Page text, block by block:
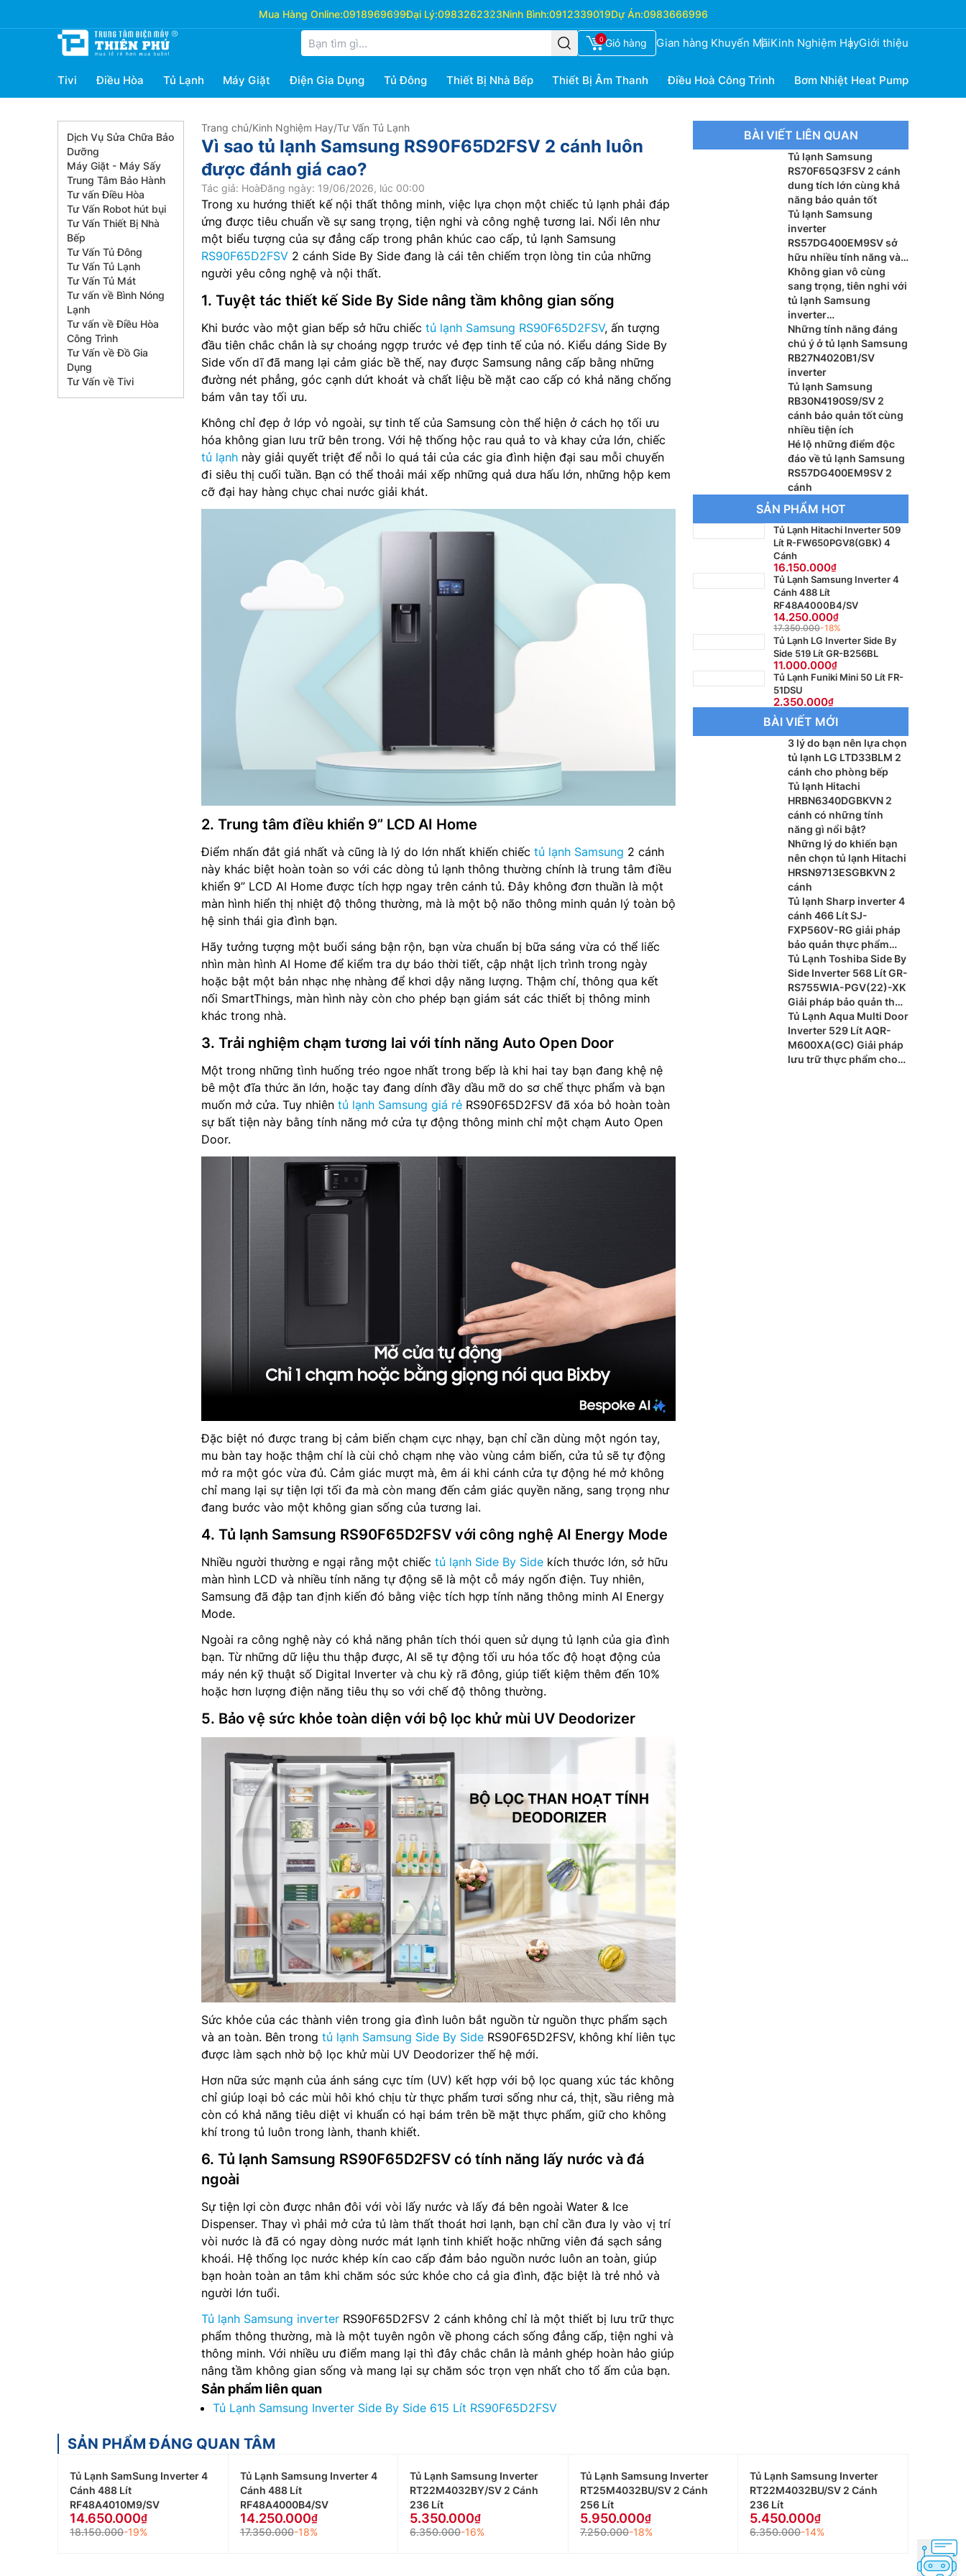
Mua Hàng Online:0918969699Đại Lý:0983262323Ninh Bình:0912339019Dự Án:0983666996
0 Giỏ hàng Gian hàng Khuyến MãiKinh Nghiệm HayGiới thiệu
Tivi Điều Hòa Tủ Lạnh Máy Giặt Điện Gia Dụng Tủ Đông Thiết Bị Nhà Bếp Thiết Bị Âm Thanh Điều Hoà Công Trình Bơm Nhiệt Heat Pump
Dịch Vụ Sửa Chữa Bảo
Dưỡng
Máy Giặt - Máy Sấy
Trung Tâm Bảo Hành
Tư vấn Điều Hòa
Tư Vấn Robot hút bụi
Tư Vấn Thiết Bị Nhà
Bếp
Tư Vấn Tủ Đông
Tư Vấn Tủ Lạnh
Tư Vấn Tủ Mát
Tư vấn về Bình Nóng
Lạnh
Tư vấn về Điều Hòa
Công Trình
Tư Vấn về Đồ Gia
Dụng
Tư Vấn về Tivi
Trang chủ/Kinh Nghiệm Hay/Tư Vấn Tủ Lạnh
Vì sao tủ lạnh Samsung RS90F65D2FSV 2 cánh luôn
được đánh giá cao?
Tác giả: HoàĐăng ngày: 19/06/2026, lúc 00:00
Trong xu hướng thiết kế nội thất thông minh, việc lựa chọn một chiếc tủ lạnh phải đáp
ứng được tiêu chuẩn về sự sang trọng, tiện nghi và công nghệ tương lai. Nổi lên như
một biểu tượng của sự đẳng cấp trong phân khúc cao cấp, tủ lạnh Samsung
RS90F65D2FSV 2 cánh Side By Side đang là cái tên chiếm trọn lòng tin của những
người yêu công nghệ và nội thất.
1. Tuyệt tác thiết kế Side By Side nâng tầm không gian sống
Khi bước vào một gian bếp sở hữu chiếc tủ lạnh Samsung RS90F65D2FSV, ấn tượng
đầu tiên chắc chắn là sự choáng ngợp trước vẻ đẹp tinh tế của nó. Kiểu dáng Side By
Side vốn dĩ đã mang lại cảm giác bề thế, nay được Samsung nâng cấp bằng những
đường nét phẳng, góc cạnh dứt khoát và chất liệu bề mặt cao cấp có khả năng chống
bám vân tay tối ưu.
Không chỉ đẹp ở lớp vỏ ngoài, sự tinh tế của Samsung còn thể hiện ở cách họ tối ưu
hóa không gian lưu trữ bên trong. Với hệ thống hộc rau quả to và khay cửa lớn, chiếc
tủ lạnh này giải quyết triệt để nỗi lo quá tải của các gia đình hiện đại sau mỗi chuyến
đi siêu thị cuối tuần. Bạn có thể thoải mái xếp những quả dưa hấu lớn, những hộp kem
cỡ đại hay hàng chục chai nước giải khát.
2. Trung tâm điều khiển 9” LCD AI Home
Điểm nhấn đắt giá nhất và cũng là lý do lớn nhất khiến chiếc tủ lạnh Samsung 2 cánh
này khác biệt hoàn toàn so với các dòng tủ lạnh thông thường chính là trung tâm điều
khiển 9” LCD AI Home được tích hợp ngay trên cánh tủ. Đây không đơn thuần là một
màn hình hiển thị nhiệt độ thông thường, mà là một bộ não thông minh quản lý toàn bộ
hệ sinh thái gia đình bạn.
Hãy tưởng tượng một buổi sáng bận rộn, bạn vừa chuẩn bị bữa sáng vừa có thể liếc
nhìn màn hình AI Home để kiểm tra dự báo thời tiết, cập nhật lịch trình trong ngày
hoặc bật một bản nhạc nhẹ nhàng để khơi dậy năng lượng. Thậm chí, thông qua kết
nối SmartThings, màn hình này còn cho phép bạn giám sát các thiết bị thông minh
khác trong nhà.
3. Trải nghiệm chạm tương lai với tính năng Auto Open Door
Một trong những tình huống tréo ngoe nhất trong bếp là khi hai tay bạn đang khệ nệ
bê một đĩa thức ăn lớn, hoặc tay đang dính đầy dầu mỡ do sơ chế thực phẩm và bạn
muốn mở cửa. Tuy nhiên tủ lạnh Samsung giá rẻ RS90F65D2FSV đã xóa bỏ hoàn toàn
sự bất tiện này bằng tính năng mở cửa tự động thông minh chỉ một chạm Auto Open
Door.
Đặc biệt nó được trang bị cảm biến chạm cực nhạy, bạn chỉ cần dùng một ngón tay,
mu bàn tay hoặc thậm chí là cùi chỏ chạm nhẹ vào vùng cảm biến, cửa tủ sẽ tự động
mở ra một góc vừa đủ. Cảm giác mượt mà, êm ái khi cánh cửa tự động hé mở không
chỉ mang lại sự tiện lợi tối đa mà còn mang đến cảm giác quyền năng, sang trọng như
đang bước vào một không gian sống của tương lai.
4. Tủ lạnh Samsung RS90F65D2FSV với công nghệ AI Energy Mode
Nhiều người thường e ngại rằng một chiếc tủ lạnh Side By Side kích thước lớn, sở hữu
màn hình LCD và nhiều tính năng tự động sẽ là một cỗ máy ngốn điện. Tuy nhiên,
Samsung đã đập tan định kiến đó bằng việc tích hợp tính năng thông minh AI Energy
Mode.
Ngoài ra công nghệ này có khả năng phân tích thói quen sử dụng tủ lạnh của gia đình
bạn. Từ những dữ liệu thu thập được, AI sẽ tự động tối ưu hóa tốc độ hoạt động của
máy nén kỹ thuật số Digital Inverter và chu kỳ rã đông, giúp tiết kiệm thêm đến 10%
hoặc hơn lượng điện năng tiêu thụ so với chế độ thông thường.
5. Bảo vệ sức khỏe toàn diện với bộ lọc khử mùi UV Deodorizer
Sức khỏe của các thành viên trong gia đình luôn bắt nguồn từ nguồn thực phẩm sạch
và an toàn. Bên trong tủ lạnh Samsung Side By Side RS90F65D2FSV, không khí liên tục
được làm sạch nhờ bộ lọc khử mùi UV Deodorizer thế hệ mới.
Hơn nữa sức mạnh của ánh sáng cực tím (UV) kết hợp với bộ lọc quang xúc tác không
chỉ giúp loại bỏ các mùi hôi khó chịu từ thực phẩm tươi sống như cá, thịt, sầu riêng mà
còn có khả năng tiêu diệt vi khuẩn có hại bám trên bề mặt thực phẩm, giữ cho không
khí trong tủ luôn trong lành, thanh khiết.
6. Tủ lạnh Samsung RS90F65D2FSV có tính năng lấy nước và đá
ngoài
Sự tiện lợi còn được nhân đôi với vòi lấy nước và lấy đá bên ngoài Water & Ice
Dispenser. Thay vì phải mở cửa tủ làm thất thoát hơi lạnh, bạn chỉ cần đưa ly vào vị trí
vòi nước là đã có ngay dòng nước mát lạnh tinh khiết hoặc những viên đá sạch sảng
khoái. Hệ thống lọc nước khép kín cao cấp đảm bảo nguồn nước luôn an toàn, giúp
bạn hoàn toàn an tâm khi chăm sóc sức khỏe cho cả gia đình, đặc biệt là trẻ nhỏ và
người lớn tuổi.
Tủ lạnh Samsung inverter RS90F65D2FSV 2 cánh không chỉ là một thiết bị lưu trữ thực
phẩm thông thường, mà là một tuyên ngôn về phong cách sống đẳng cấp, tiện nghi và
thông minh. Với nhiều ưu điểm mang lại thì đây chắc chắn là mảnh ghép hoàn hảo giúp
nâng tầm không gian sống và mang lại sự chăm sóc trọn vẹn nhất cho tổ ấm của bạn.
Sản phẩm liên quan
Tủ Lạnh Samsung Inverter Side By Side 615 Lít RS90F65D2FSV
BÀI VIẾT LIÊN QUAN
Tủ lạnh Samsung
RS70F65Q3FSV 2 cánh
dung tích lớn cùng khả
năng bảo quản tốt
Tủ lạnh Samsung
inverter
RS57DG400EM9SV sở
hữu nhiều tính năng và
đáng lựa chọn
Không gian vô cùng
sang trọng, tiên nghi với
tủ lạnh Samsung
inverter
RB27N4020S9/SV
Những tính năng đáng
chú ý ở tủ lạnh Samsung
RB27N4020B1/SV
inverter
Tủ lạnh Samsung
RB30N4190S9/SV 2
cánh bảo quản tốt cùng
nhiều tiện ích
Hé lộ những điểm độc
đáo về tủ lạnh Samsung
RS57DG400EM9SV 2
cánh
SẢN PHẨM HOT
Tủ Lạnh Hitachi Inverter 509
Lít R-FW650PGV8(GBK) 4
Cánh
16.150.000
Tủ Lạnh Samsung Inverter 4
Cánh 488 Lít
RF48A4000B4/SV
14.250.000
17.350.000-18%
Tủ Lạnh LG Inverter Side By
Side 519 Lít GR-B256BL
11.000.000
Tủ Lạnh Funiki Mini 50 Lít FR-
51DSU
2.350.000
BÀI VIẾT MỚI
3 lý do bạn nên lựa chọn
tủ lạnh LG LTD33BLM 2
cánh cho phòng bếp
Tủ lạnh Hitachi
HRBN6340DGBKVN 2
cánh có những tính
năng gì nổi bật?
Những lý do khiến bạn
nên chọn tủ lạnh Hitachi
HRSN9713ESGBKVN 2
cánh
Tủ lạnh Sharp inverter 4
cánh 466 Lít SJ-
FXP560V-RG giải pháp
bảo quản thực phẩm
hiện đại cho gia đình
Tủ Lạnh Toshiba Side By
Side Inverter 568 Lít GR-
RS755WIA-PGV(22)-XK
Giải pháp bảo quản thực
phẩm cao cấp
Tủ Lạnh Aqua Multi Door
Inverter 529 Lít AQR-
M600XA(GC) Giải pháp
lưu trữ thực phẩm cho
SẢN PHẨM ĐÁNG QUAN TÂM
Tủ Lạnh SamSung Inverter 4
Cánh 488 Lít
RF48A4010M9/SV
14.650.000
18.150.000-19%
Tủ Lạnh Samsung Inverter 4
Cánh 488 Lít
RF48A4000B4/SV
14.250.000
17.350.000-18%
Tủ Lạnh Samsung Inverter
RT22M4032BY/SV 2 Cánh
236 Lít
5.350.000
6.350.000-16%
Tủ Lạnh Samsung Inverter
RT25M4032BU/SV 2 Cánh
256 Lít
5.950.000
7.250.000-18%
Tủ Lạnh Samsung Inverter
RT22M4032BU/SV 2 Cánh
236 Lít
5.450.000
6.350.000-14%